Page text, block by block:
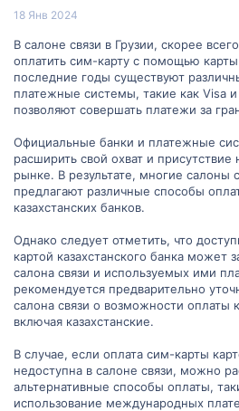
18 Янв 2024
В салоне связи в Грузии, скорее
оплатить сим-карту с помощью карты
последние годы существуют
платежные системы, такие как Visa
позволяют совершать платежи за
Официальные банки и платежные
расширить свой охват и
рынке. В результате, многие салоны
предлагают различные способы
казахстанских банков.
Однако следует отметить, что
картой казахстанского банка может
салона связи и используемых ими
рекомендуется предварительно
салона связи о возможности оплаты
включая казахстанские.
В случае, если оплата сим-карты
недоступна в салоне связи, можно
альтернативные способы оплаты,
использование международных